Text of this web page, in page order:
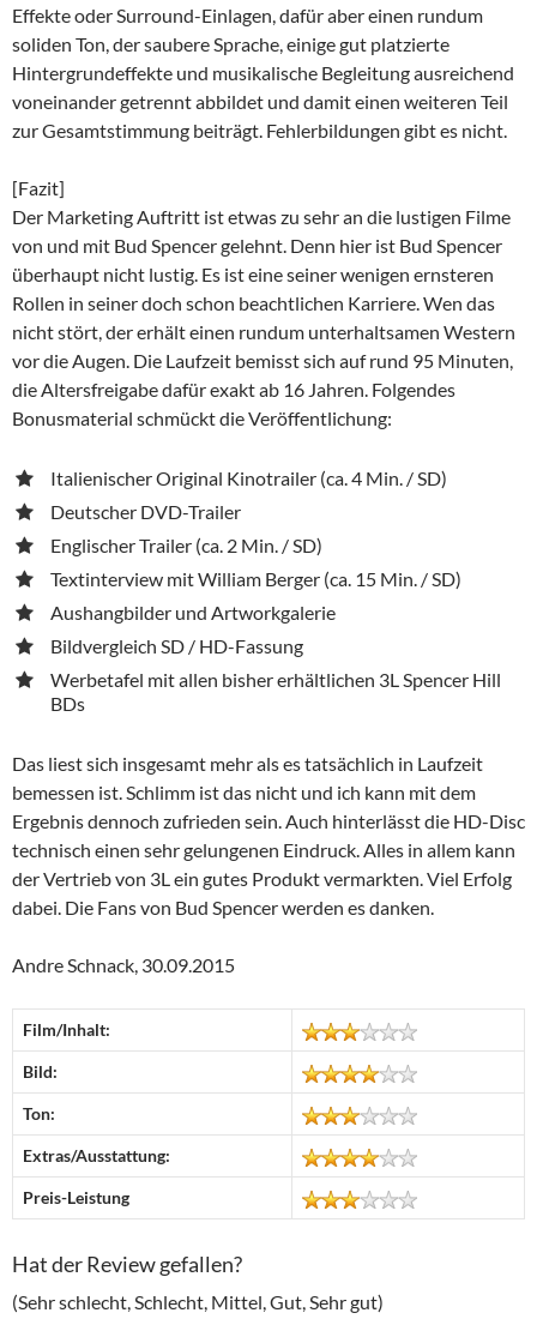
Effekte oder Surround-Einlagen, dafür aber einen rundum
soliden Ton, der saubere Sprache, einige gut platzierte
Hintergrundeffekte und musikalische Begleitung ausreichend
voneinander getrennt abbildet und damit einen weiteren Teil
zur Gesamtstimmung beiträgt. Fehlerbildungen gibt es nicht.
[Fazit]
Der Marketing Auftritt ist etwas zu sehr an die lustigen Filme
von und mit Bud Spencer gelehnt. Denn hier ist Bud Spencer
überhaupt nicht lustig. Es ist eine seiner wenigen ernsteren
Rollen in seiner doch schon beachtlichen Karriere. Wen das
nicht stört, der erhält einen rundum unterhaltsamen Western
vor die Augen. Die Laufzeit bemisst sich auf rund 95 Minuten,
die Altersfreigabe dafür exakt ab 16 Jahren. Folgendes
Bonusmaterial schmückt die Veröffentlichung:
Italienischer Original Kinotrailer (ca. 4 Min. / SD)
Deutscher DVD-Trailer
Englischer Trailer (ca. 2 Min. / SD)
Textinterview mit William Berger (ca. 15 Min. / SD)
Aushangbilder und Artworkgalerie
Bildvergleich SD / HD-Fassung
Werbetafel mit allen bisher erhältlichen 3L Spencer Hill
BDs
Das liest sich insgesamt mehr als es tatsächlich in Laufzeit
bemessen ist. Schlimm ist das nicht und ich kann mit dem
Ergebnis dennoch zufrieden sein. Auch hinterlässt die HD-Disc
technisch einen sehr gelungenen Eindruck. Alles in allem kann
der Vertrieb von 3L ein gutes Produkt vermarkten. Viel Erfolg
dabei. Die Fans von Bud Spencer werden es danken.
Andre Schnack, 30.09.2015
Film/Inhalt:
Bild:
Ton:
Extras/Ausstattung:
Preis-Leistung
Hat der Review gefallen?
(Sehr schlecht, Schlecht, Mittel, Gut, Sehr gut)